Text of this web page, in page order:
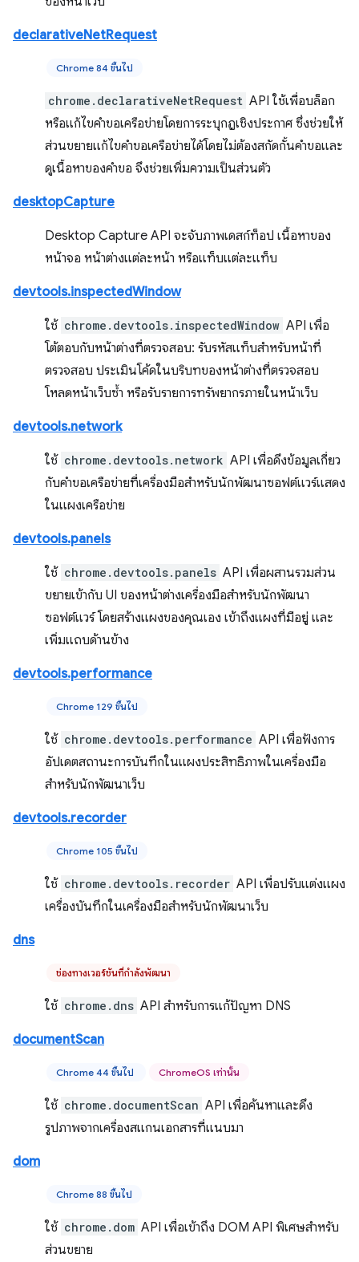
declarativeNetRequest
Chrome 84 ขึ้นไป
chrome.declarativeNetRequest API ใช้เพื่อบล็อก
หรือแก้ไขคำขอเครือข่ายโดยการระบุกฎเชิงประกาศ ซึ่งช่วยให้
ส่วนขยายแก้ไขคำขอเครือข่ายได้โดยไม่ต้องสกัดกั้นคำขอและ
ดูเนื้อหาของคำขอ จึงช่วยเพิ่มความเป็นส่วนตัว
desktopCapture
Desktop Capture API จะจับภาพเดสก์ท็อป เนื้อหาของ
หน้าจอ หน้าต่างแต่ละหน้า หรือแท็บแต่ละแท็บ
devtools.inspectedWindow
ใช้ chrome.devtools.inspectedWindow API เพื่อ
โต้ตอบกับหน้าต่างที่ตรวจสอบ: รับรหัสแท็บสำหรับหน้าที่
ตรวจสอบ ประเมินโค้ดในบริบทของหน้าต่างที่ตรวจสอบ
โหลดหน้าเว็บซ้ำ หรือรับรายการทรัพยากรภายในหน้าเว็บ
devtools.network
ใช้ chrome.devtools.network API เพื่อดึงข้อมูลเกี่ยว
กับคำขอเครือข่ายที่เครื่องมือสำหรับนักพัฒนาซอฟต์แวร์แสดง
ในแผงเครือข่าย
devtools.panels
ใช้ chrome.devtools.panels API เพื่อผสานรวมส่วน
ขยายเข้ากับ UI ของหน้าต่างเครื่องมือสำหรับนักพัฒนา
ซอฟต์แวร์ โดยสร้างแผงของคุณเอง เข้าถึงแผงที่มีอยู่ และ
เพิ่มแถบด้านข้าง
devtools.performance
Chrome 129 ขึ้นไป
ใช้ chrome.devtools.performance API เพื่อฟังการ
อัปเดตสถานะการบันทึกในแผงประสิทธิภาพในเครื่องมือ
สำหรับนักพัฒนาเว็บ
devtools.recorder
Chrome 105 ขึ้นไป
ใช้ chrome.devtools.recorder API เพื่อปรับแต่งแผง
เครื่องบันทึกในเครื่องมือสำหรับนักพัฒนาเว็บ
dns
ช่องทางเวอร์ชันที่กำลังพัฒนา
ใช้ chrome.dns API สำหรับการแก้ปัญหา DNS
documentScan
Chrome 44 ขึ้นไป ChromeOS เท่านั้น
ใช้ chrome.documentScan API เพื่อค้นหาและดึง
รูปภาพจากเครื่องสแกนเอกสารที่แนบมา
dom
Chrome 88 ขึ้นไป
ใช้ chrome.dom API เพื่อเข้าถึง DOM API พิเศษสำหรับ
ส่วนขยาย